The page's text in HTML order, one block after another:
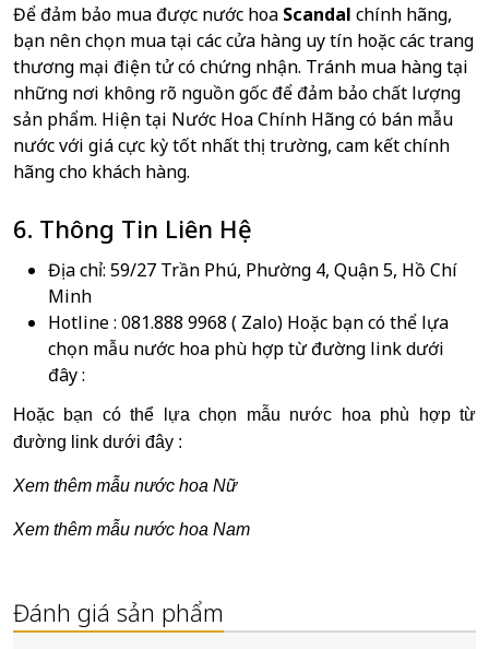
Để đảm bảo mua được nước hoa Scandal chính hãng,
bạn nên chọn mua tại các cửa hàng uy tín hoặc các trang
thương mại điện tử có chứng nhận. Tránh mua hàng tại
những nơi không rõ nguồn gốc để đảm bảo chất lượng
sản phẩm. Hiện tại Nước Hoa Chính Hãngcó bán mẫu
nước với giá cực kỳ tốt nhất thị trường, cam kết chính
hãng cho khách hàng.
6. Thông Tin Liên Hệ
Địa chỉ: 59/27 Trần Phú, Phường 4, Quận 5, Hồ Chí
Minh
Hotline : 081.888 9968 ( Zalo) Hoặc bạn có thể lựa
chọn mẫu nước hoa phù hợp từ đường link dưới
đây :
Hoặc bạn có thể lựa chọn mẫu nước hoa phù hợp từ
đường link dưới đây :
Xem thêm mẫu nước hoa Nữ
Xem thêm mẫu nước hoa Nam
Đánh giá sản phẩm